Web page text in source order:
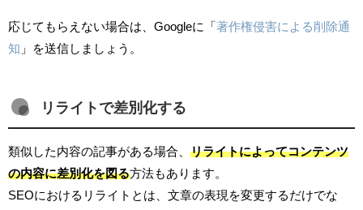
応じてもらえない場合は、Googleに「 著作権侵害による削除通
知 」を送信しましょう。
リライトで差別化する
類似した内容の記事がある場合、 リライトによってコンテンツ
の内容に差別化を図る方法もあります。
SEOにおけるリライトとは、文章の表現を変更するだけでな